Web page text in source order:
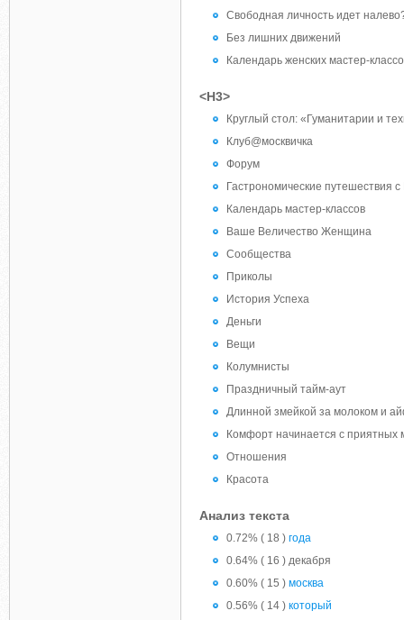
Свободная личность идет
Без лишних движений
Календарь женских мастер-
<H3>
Круглый стол: «Гуманитарии и
Клуб@москвичка
Форум
Гастрономические путешествия
Календарь мастер-классов
Ваше Величество Женщина
Сообщества
Приколы
История Успеха
Деньги
Вещи
Колумнисты
Праздничный тайм-аут
Длинной змейкой за молоком и
Комфорт начинается с приятных
Отношения
Красота
Анализ текста
0.72% ( 18 ) года
0.64% ( 16 ) декабря
0.60% ( 15 ) москва
0.56% ( 14 ) который